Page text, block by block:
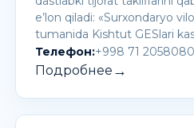
e’lon qiladi: «Surxondaryo
tumanida Kishtut GESlari
Телефон:+998 71 2058080
Подробнее →